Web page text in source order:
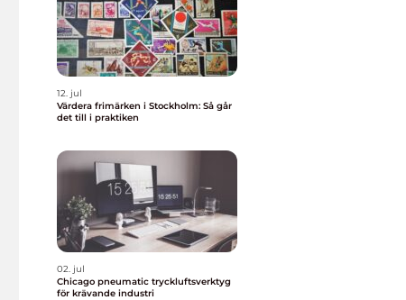
12. jul
Värdera frimärken i Stockholm: Så går
det till i praktiken
02. jul
Chicago pneumatic tryckluftsverktyg
för krävande industri